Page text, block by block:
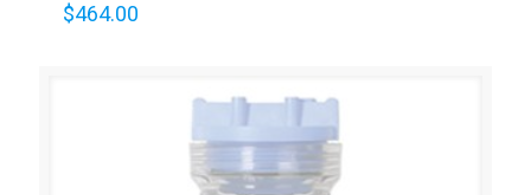
Valorado
en
$464.00